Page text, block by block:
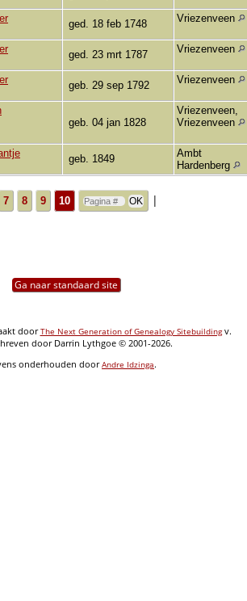
ged. 18 feb 1748 Vriezenveen
ged. 23 mrt 1787 Vriezenveen
geb. 29 sep 1792 Vriezenveen
geb. 04 jan 1828
Vriezenveen,
Vriezenveen
geb. 1849
Ambt
Hardenberg
7 8 9 10
|
Ga naar standaard site
doorThe Next Generation of Genealogy Sitebuildingv.
door Darrin Lythgoe © 2001-2026.
onderhouden doorAndre Idzinga.